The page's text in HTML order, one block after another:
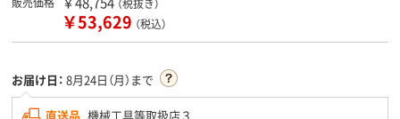
（税抜き）
￥53,629 （税込）
お届け日： 8月24日（月）まで
直送品 機械工具等取扱店３